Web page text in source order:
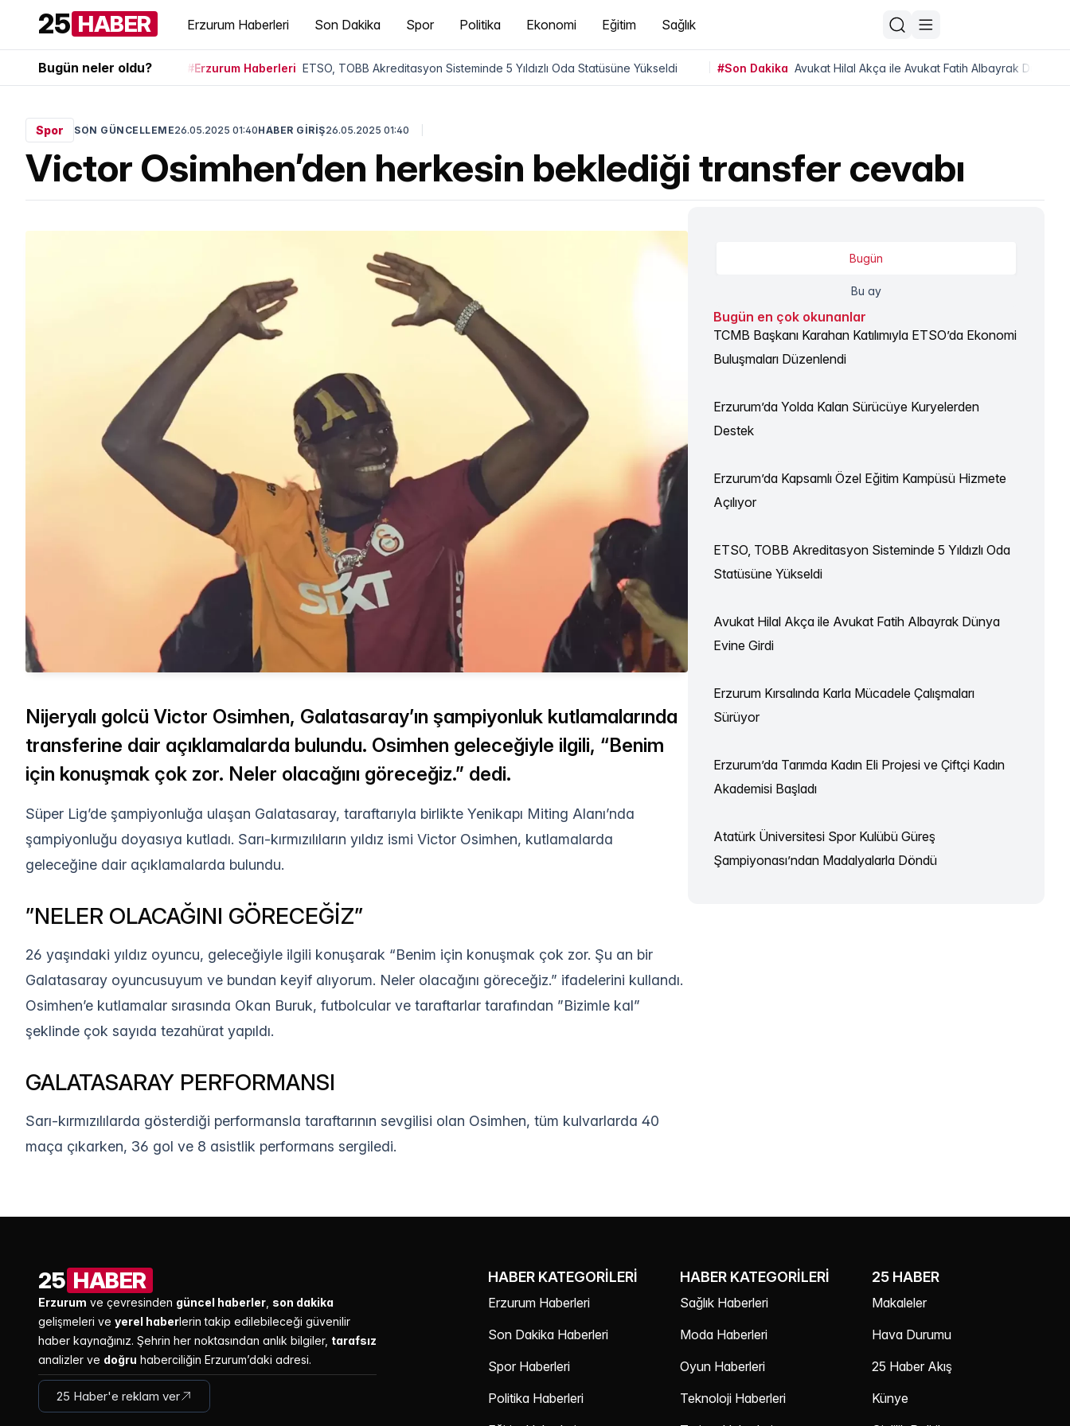
25 HABER Erzurum Haberleri Son Dakika Spor Politika Ekonomi Eğitim Sağlık
Bugün neler oldu? #Erzurum Haberleri ETSO, TOBB Akreditasyon Sisteminde 5 Yıldızlı Oda Statüsüne Yükseldi #Son Dakika Avukat Hilal Akça ile Avukat Fatih Albayrak Dünya
Spor SON GÜNCELLEME26.05.2025 01:40HABER GİRİŞ26.05.2025 01:40
Victor Osimhen’den herkesin beklediği transfer cevabı
Nijeryalı golcü Victor Osimhen, Galatasaray’ın şampiyonluk kutlamalarında
transferine dair açıklamalarda bulundu. Osimhen geleceğiyle ilgili, “Benim
için konuşmak çok zor. Neler olacağını göreceğiz.” dedi.
Süper Lig’de şampiyonluğa ulaşan Galatasaray, taraftarıyla birlikte Yenikapı Miting Alanı’nda
şampiyonluğu doyasıya kutladı. Sarı-kırmızılıların yıldız ismi Victor Osimhen, kutlamalarda
geleceğine dair açıklamalarda bulundu.
”NELER OLACAĞINI GÖRECEĞİZ”
26 yaşındaki yıldız oyuncu, geleceğiyle ilgili konuşarak “Benim için konuşmak çok zor. Şu an bir
Galatasaray oyuncusuyum ve bundan keyif alıyorum. Neler olacağını göreceğiz.” ifadelerini kullandı.
Osimhen’e kutlamalar sırasında Okan Buruk, futbolcular ve taraftarlar tarafından ”Bizimle kal”
şeklinde çok sayıda tezahürat yapıldı.
GALATASARAY PERFORMANSI
Sarı-kırmızılılarda gösterdiği performansla taraftarının sevgilisi olan Osimhen, tüm kulvarlarda 40
maça çıkarken, 36 gol ve 8 asistlik performans sergiledi.
Bugün
Bu ay
Bugün en çok okunanlar
TCMB Başkanı Karahan Katılımıyla ETSO’da Ekonomi
Buluşmaları Düzenlendi
Erzurum’da Yolda Kalan Sürücüye Kuryelerden
Destek
Erzurum’da Kapsamlı Özel Eğitim Kampüsü Hizmete
Açılıyor
ETSO, TOBB Akreditasyon Sisteminde 5 Yıldızlı Oda
Statüsüne Yükseldi
Avukat Hilal Akça ile Avukat Fatih Albayrak Dünya
Evine Girdi
Erzurum Kırsalında Karla Mücadele Çalışmaları
Sürüyor
Erzurum’da Tarımda Kadın Eli Projesi ve Çiftçi Kadın
Akademisi Başladı
Atatürk Üniversitesi Spor Kulübü Güreş
Şampiyonası’ndan Madalyalarla Döndü
25 HABER
Erzurum ve çevresinden güncel haberler son dakika
gelişmeleri ve yerel haberlerin takip edilebileceği güvenilir
haber kaynağınız. Şehrin her noktasından anlık bilgiler, tarafsız
analizler ve doğru haberciliğin Erzurum’daki adresi.
25 Haber'e reklam ver
HABER KATEGORILERI
Erzurum Haberleri
Son Dakika Haberleri
Spor Haberleri
Politika Haberleri
HABER KATEGORILERI
Sağlık Haberleri
Moda Haberleri
Oyun Haberleri
Teknoloji Haberleri
25 HABER
Makaleler
Hava Durumu
25 Haber Akış
Künye